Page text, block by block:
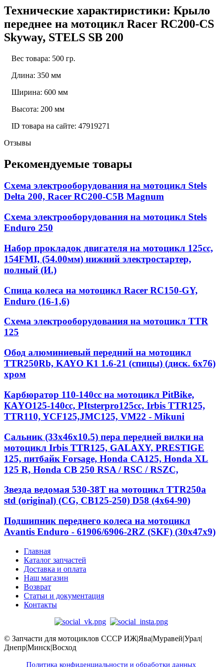
Технические характиристики: Крыло
переднее на мотоцикл Racer RC200-CS
Skyway, STELS SB 200
Вес товара: 500 гр.
Длина: 350 мм
Ширина: 600 мм
Высота: 200 мм
ID товара на сайте: 47919271
Отзывы
Рекомендуемые товары
Схема электрооборудования на мотоцикл Stels
Delta 200, Racer RC200-C5B Magnum
Схема электрооборудования на мотоцикл Stels
Enduro 250
Набор прокладок двигателя на мотоцикл 125cc,
154FMI, (54.00мм) нижний электростартер,
полный (И.)
Спица колеса на мотоцикл Racer RC150-GY,
Enduro (16-1,6)
Схема электрооборудования на мотоцикл TTR
125
Обод алюминиевый передний на мотоцикл
TTR250Rb, KAYO K1 1.6-21 (спицы) (диск. 6x76)
хром
Карбюратор 110-140cc на мотоцикл PitBike,
КАYО125-140сс, РItstеrрrо125сс, Irbis TTR125,
TTR110, YCF125,JMC125, VM22 - Mikuni
Сальник (33х46х10.5) пера передней вилки на
мотоцикл Irbis TTR125, GALAXY, PRESTIGE
125, питбайк Forsage, Honda CA125, Honda XL
125 R, Honda CB 250 RSA / RSC / RSZC,
Звезда ведомая 530-38T на мотоцикл TTR250a
std (original) (CG, CB125-250) D58 (4x64-90)
Подшипник переднего колеса на мотоцикл
Avantis Enduro - 61906/6906-2RZ (SKF) (30x47x9)
Главная
Каталог запчастей
Доставка и оплата
Наш магазин
Возврат
Статьи и документация
Контакты
© Запчасти для мотоциклов СССР ИЖ|Ява|Муравей|Урал|
Днепр|Минск|Восход
Политика конфиденциальности и обработки данных